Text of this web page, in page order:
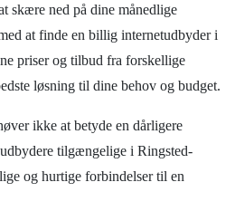
skære ned på dine månedlige
at finde en billig internetudbyder i
priser og tilbud fra forskellige
løsning til dine behov og budget.
ikke at betyde en dårligere
tilgængelige i Ringsted-
og hurtige forbindelser til en